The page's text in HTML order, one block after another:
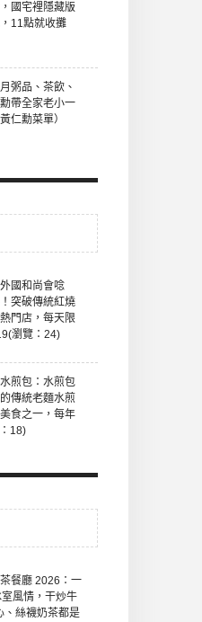
國宅裡隱藏版
11點就收攤
粥品、茶飲、
帶全家老小一
仁勳菜單）
國和尚會唸
突破傳統紅燒
門店，每天限
瀏覽：24)
煎包：水煎包
傳統老麵水煎
食之一，每年
18)
餐廳 2026：一
風情，干炒牛
、絲襪奶茶都是